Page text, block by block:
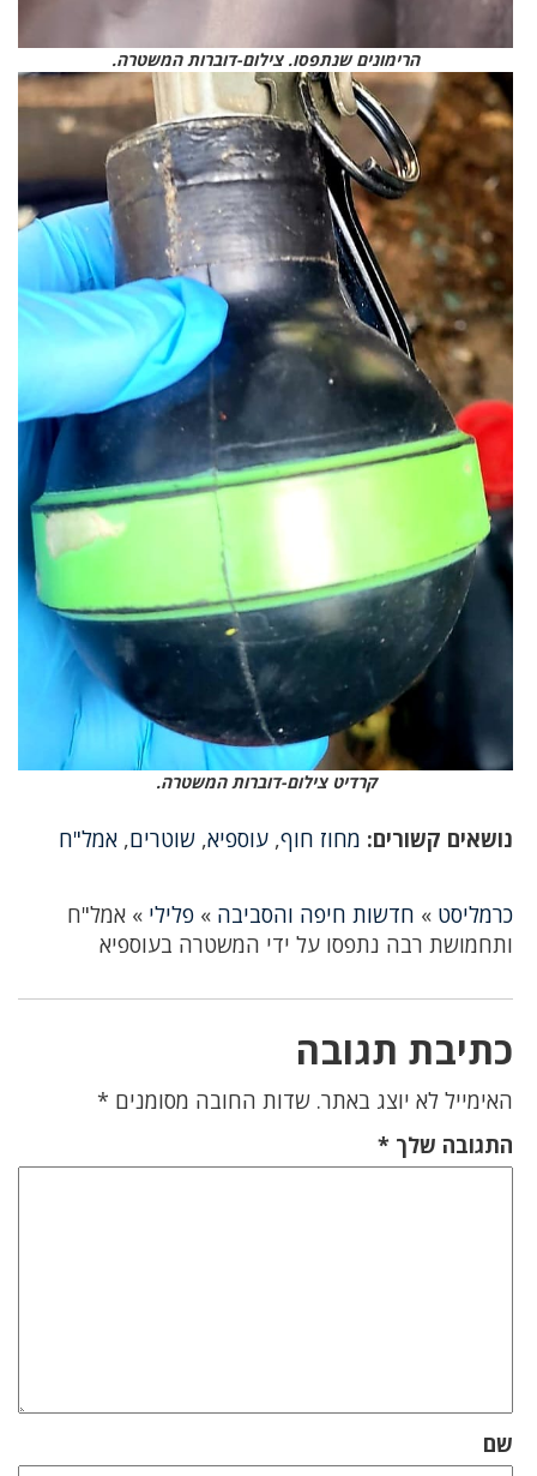
הרימונים שנתפסו. צילום-דוברות המשטרה.
קרדיט צילום-דוברות המשטרה.
נושאים קשורים: מחוז חוף, עוספיא, שוטרים, אמל"ח
כרמליסט » חדשות חיפה והסביבה » פלילי » אמל"ח
ותחמושת רבה נתפסו על ידי המשטרה בעוספיא
כתיבת תגובה
האימייל לא יוצג באתר. שדות החובה מסומנים *
התגובה שלך *
שם